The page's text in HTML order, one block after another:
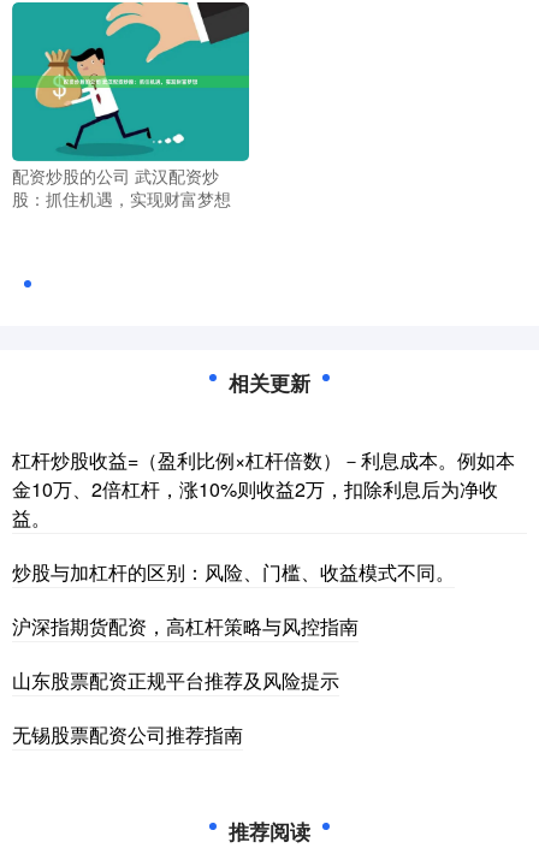
配资炒股的公司 武汉配资炒
股：抓住机遇，实现财富梦想
相关更新
杠杆炒股收益=（盈利比例×杠杆倍数）－利息成本。例如本
金10万、2倍杠杆，涨10%则收益2万，扣除利息后为净收
益。
炒股与加杠杆的区别：风险、门槛、收益模式不同。
沪深指期货配资，高杠杆策略与风控指南
山东股票配资正规平台推荐及风险提示
无锡股票配资公司推荐指南
推荐阅读